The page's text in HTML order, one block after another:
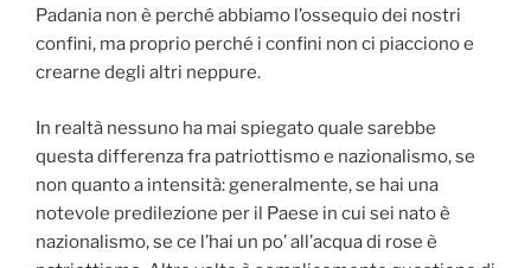
Padania non è perché abbiamo l’ossequio dei nostri
confini, ma proprio perché i confini non ci piacciono e
crearne degli altri neppure.
In realtà nessuno ha mai spiegato quale sarebbe
questa differenza fra patriottismo e nazionalismo, se
non quanto a intensità: generalmente, se hai una
notevole predilezione per il Paese in cui sei nato è
nazionalismo, se ce l’hai un po’ all’acqua di rose è